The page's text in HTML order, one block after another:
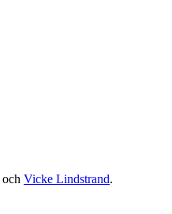
och Vicke Lindstrand.